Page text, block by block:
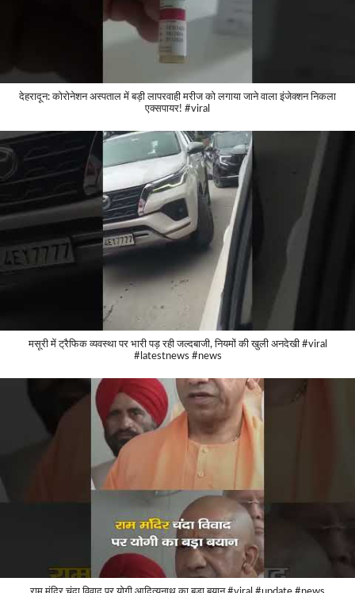
देहरादून: कोरोनेशन अस्पताल में बड़ी लापरवाही मरीज को लगाया जाने वाला इंजेक्शन निकला
एक्सपायर! #viral
मसूरी में ट्रैफिक व्यवस्था पर भारी पड़ रही जल्दबाजी, नियमों की खुली अनदेखी #viral
#latestnews #news